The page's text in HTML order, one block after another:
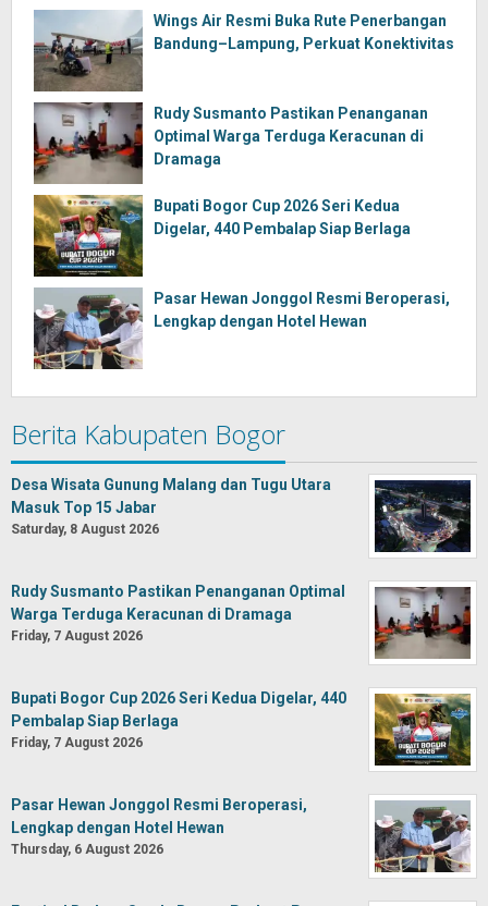
Wings Air Resmi Buka Rute Penerbangan
Bandung–Lampung, Perkuat Konektivitas
Rudy Susmanto Pastikan Penanganan
Optimal Warga Terduga Keracunan di
Dramaga
Bupati Bogor Cup 2026 Seri Kedua
Digelar, 440 Pembalap Siap Berlaga
Pasar Hewan Jonggol Resmi Beroperasi,
Lengkap dengan Hotel Hewan
Berita Kabupaten Bogor
Desa Wisata Gunung Malang dan Tugu Utara
Masuk Top 15 Jabar
Saturday, 8 August 2026
Rudy Susmanto Pastikan Penanganan Optimal
Warga Terduga Keracunan di Dramaga
Friday, 7 August 2026
Bupati Bogor Cup 2026 Seri Kedua Digelar, 440
Pembalap Siap Berlaga
Friday, 7 August 2026
Pasar Hewan Jonggol Resmi Beroperasi,
Lengkap dengan Hotel Hewan
Thursday, 6 August 2026